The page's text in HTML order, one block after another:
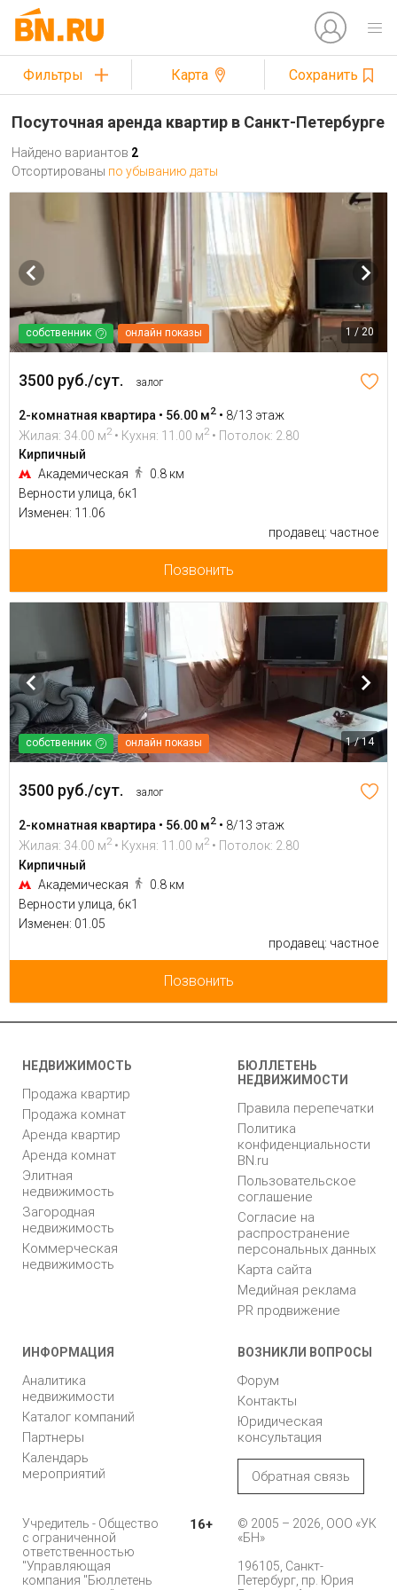
Фильтры Карта Сохранить
Посуточная аренда квартир в Санкт-Петербурге
Найдено вариантов 2
Отсортированы по убыванию даты
собственник онлайн показы 1 / 20
3500 руб./сут. залог
2-комнатная квартира • 56.00 м2 • 8/13 этаж
Жилая: 34.00 м2 • Кухня: 11.00 м2 • Потолок: 2.80
Кирпичный
Академическая
0.8 км
Верности улица, 6к1
Изменен: 11.06
продавец: частное
Позвонить
собственник онлайн показы 1 / 14
3500 руб./сут. залог
2-комнатная квартира • 56.00 м2 • 8/13 этаж
Жилая: 34.00 м2 • Кухня: 11.00 м2 • Потолок: 2.80
Кирпичный
Академическая
0.8 км
Верности улица, 6к1
Изменен: 01.05
продавец: частное
Позвонить
НЕДВИЖИМОСТЬ
Продажа квартир
Продажа комнат
Аренда квартир
Аренда комнат
Элитная
недвижимость
Загородная
недвижимость
Коммерческая
недвижимость
БЮЛЛЕТЕНЬ
НЕДВИЖИМОСТИ
Правила перепечатки
Политика
конфиденциальности
BN.ru
Пользовательское
соглашение
Согласие на
распространение
персональных данных
Карта сайта
Медийная реклама
PR продвижение
ИНФОРМАЦИЯ
Аналитика
недвижимости
Каталог компаний
Партнеры
Календарь
мероприятий
ВОЗНИКЛИ ВОПРОСЫ
Форум
Контакты
Юридическая
консультация
Обратная связь
Учредитель - Общество
с ограниченной
ответственностью
"Управляющая
компания "Бюллетень
16+
© 2005 – 2026, ООО «УК
«БН»
196105, Санкт-
Петербург, пр. Юрия